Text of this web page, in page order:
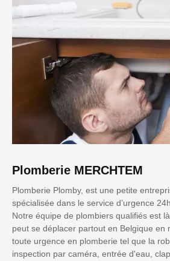
Plomberie MERCHTEM
Plomberie Plomby, est une petite
spécialisée dans le service d’urgence
Notre équipe de plombiers qualifiés est
peut se déplacer partout en Belgique en
toute urgence en plomberie tel que la
inspection par caméra, entrée d'eau,